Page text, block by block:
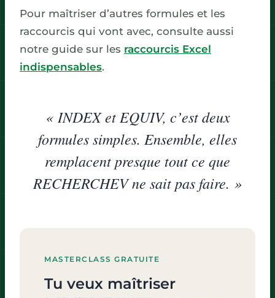
Pour maîtriser d’autres formules et les
raccourcis qui vont avec, consulte aussi
notre guide sur les raccourcis Excel
indispensables.
« INDEX et EQUIV, c’est deux
formules simples. Ensemble, elles
remplacent presque tout ce que
RECHERCHEV ne sait pas faire. »
MASTERCLASS GRATUITE
Tu veux maîtriser